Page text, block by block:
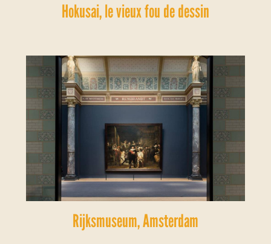
Hokusai, le vieux fou de dessin
Rijksmuseum, Amsterdam